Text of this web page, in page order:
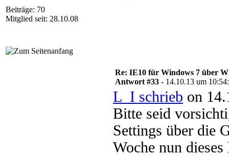
Beiträge: 70
Mitglied seit: 28.10.08
Re: IE10 für Windows 7 über
Antwort #33 - 14.10.13 um
L_I schrieb on
Bitte seid
Settings über die
Woche nun